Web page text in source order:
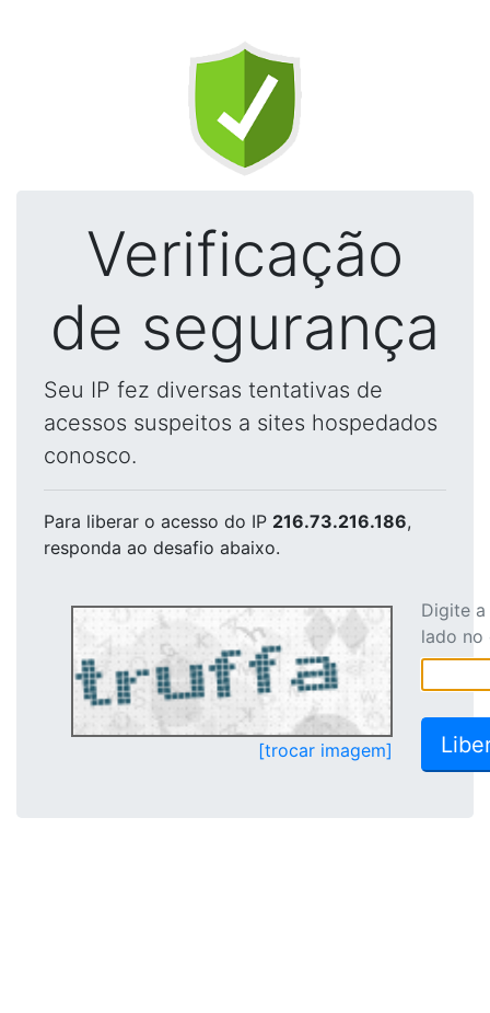
Verificação
de segurança
Seu IP fez diversas tentativas de
acessos suspeitos a sites hospedados
conosco.
Para liberar o acesso do IP 216.73.216.186,
responda ao desafio abaixo.
[trocar imagem]
Digite
lado no